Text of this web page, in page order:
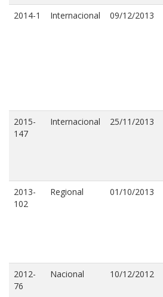
2014-1 Internacional 09/12/2013
2015-
147
Internacional 25/11/2013
2013-
102
Regional 01/10/2013
2012-
76
Nacional 10/12/2012